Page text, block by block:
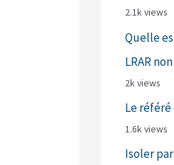
2.1k views
Quelle
LRAR
2k views
Le
1.6k views
Isoler